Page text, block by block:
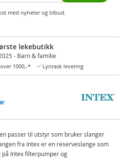
med nyheter og tilbud.
lekebutikk
- Barn & familie
1000,-* Lynrask levering
passer til utstyr som bruker slanger
fra Intex er en reserveslange som
Intex filterpumper og